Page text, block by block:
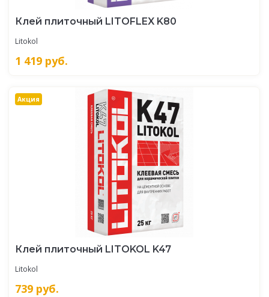
Клей плиточный LITOFLEX K80
Litokol
1 419 руб.
Акция
Клей плиточный LITOKOL K47
Litokol
739 руб.